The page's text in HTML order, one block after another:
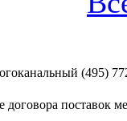
(495)
договора поставок